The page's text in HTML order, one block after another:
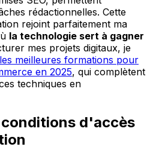
rédactionnelles. Cette
rejoint parfaitement ma
la technologie sert à gagner
mes projets digitaux, je
les meilleures formations pour
en 2025, qui complètent
techniques en
d'accès